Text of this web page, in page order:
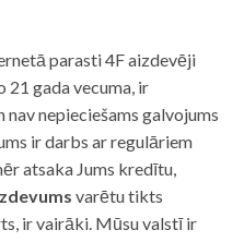
parasti 4F aizdevēji
gada vecuma, ir
nepieciešams galvojums
ir darbs ar regulāriem
atsaka Jums kredītu,
varētu tikts
ir vairāki. Mūsu valstī ir